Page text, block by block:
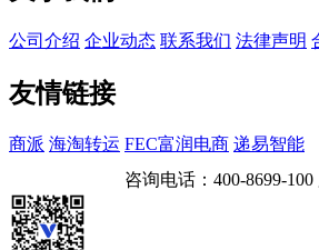
公司介绍 企业动态 联系我们 法律声明
友情链接
商派 海淘转运 FEC富润电商 递易智能
咨询电话： 400-8699-100